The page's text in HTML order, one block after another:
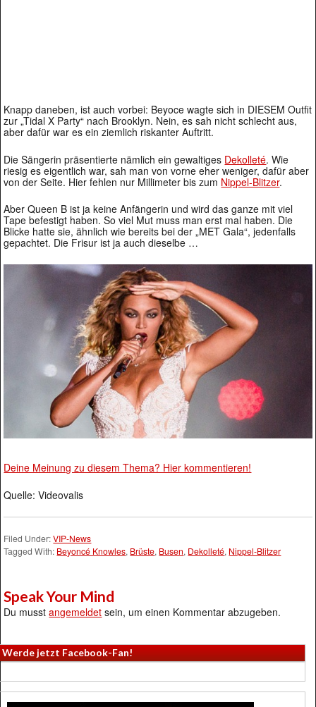
Knapp daneben, ist auch vorbei: Beyoce wagte sich in DIESEM Outfit
zur „Tidal X Party“ nach Brooklyn. Nein, es sah nicht schlecht aus,
aber dafür war es ein ziemlich riskanter Auftritt.
Die Sängerin präsentierte nämlich ein gewaltiges Dekolleté. Wie
riesig es eigentlich war, sah man von vorne eher weniger, dafür aber
von der Seite. Hier fehlen nur Millimeter bis zum Nippel-Blitzer.
Aber Queen B ist ja keine Anfängerin und wird das ganze mit viel
Tape befestigt haben. So viel Mut muss man erst mal haben. Die
Blicke hatte sie, ähnlich wie bereits bei der „MET Gala“, jedenfalls
gepachtet. Die Frisur ist ja auch dieselbe …
Deine Meinung zu diesem Thema? Hier kommentieren!
Quelle: Videovalis
Filed Under:VIP-News
Tagged With: Beyoncé Knowles, Brüste, Busen, Dekolleté, Nippel-Blitzer
Speak Your Mind
Du musstangemeldet sein, um einen Kommentar abzugeben.
Werde jetzt Facebook-Fan!